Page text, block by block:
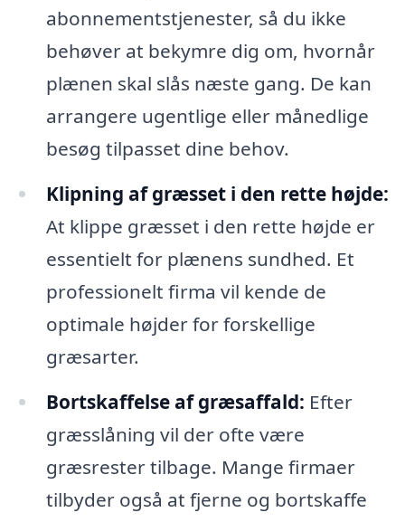
abonnementstjenester, så du ikke
behøver at bekymre dig om, hvornår
plænen skal slås næste gang. De kan
arrangere ugentlige eller månedlige
besøg tilpasset dine behov.
Klipning af græsset i den rette højde:
At klippe græsset i den rette højde er
essentielt for plænens sundhed. Et
professionelt firma vil kende de
optimale højder for forskellige
græsarter.
Bortskaffelse af græsaffald: Efter
græsslåning vil der ofte være
græsrester tilbage. Mange firmaer
tilbyder også at fjerne og bortskaffe